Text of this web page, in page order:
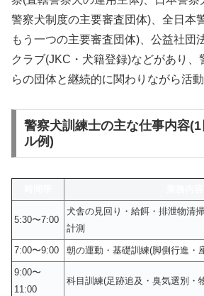
警察犬制度の主要審査団体)、全日本
もう一つの主要審査団体)、公益社団
クラブ(JKC・犬籍登録)などがあり、
らの団体と継続的に関わりながら活動
警察犬訓練士の主な仕事内容
ル例)
5:30〜7:00
犬舎の見回り・給餌・排泄物清
計測
7:00〜9:00 朝の運動・基礎訓練(脚側行進・
9:00〜
11:00
科目訓練(足跡追及・臭気選別・